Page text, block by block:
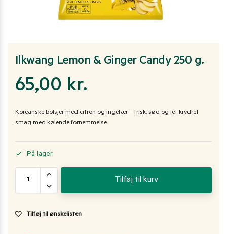
Ilkwang Lemon & Ginger Candy 250 g.
65,00 kr.
Koreanske bolsjer med citron og ingefær – frisk, sød og let krydret
smag med kølende fornemmelse.
På lager
Tilføj til kurv
Tilføj til ønskelisten